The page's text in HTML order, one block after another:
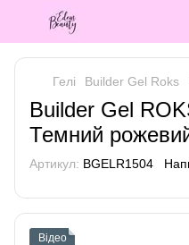
Гелі Builder Gel Roks
Builder Gel
Темний
Артикул: BGELR1504
Відео